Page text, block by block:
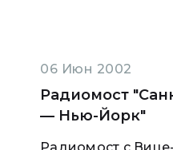
06 Июн 2002
Радиомост
— Нью-Йорк"